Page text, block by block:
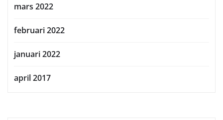
mars 2022
februari 2022
januari 2022
april 2017